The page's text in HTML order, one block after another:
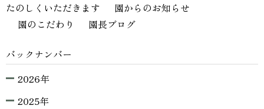
たのしくいただきます
園からのお知らせ
園のこだわり
園長ブログ
バックナンバー
2026年
2025年